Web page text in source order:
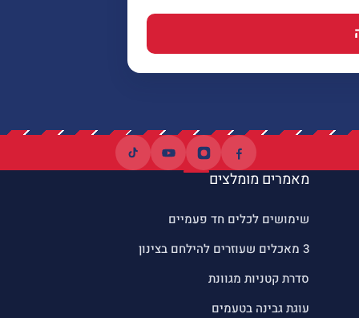
מאמרים מומלצים
שימושים לכלים חד פעמיים
3 מאכלים שעוזרים להילחם בצינון
סדרת קטניות מגוונת
עוגת גבינה בטעמים